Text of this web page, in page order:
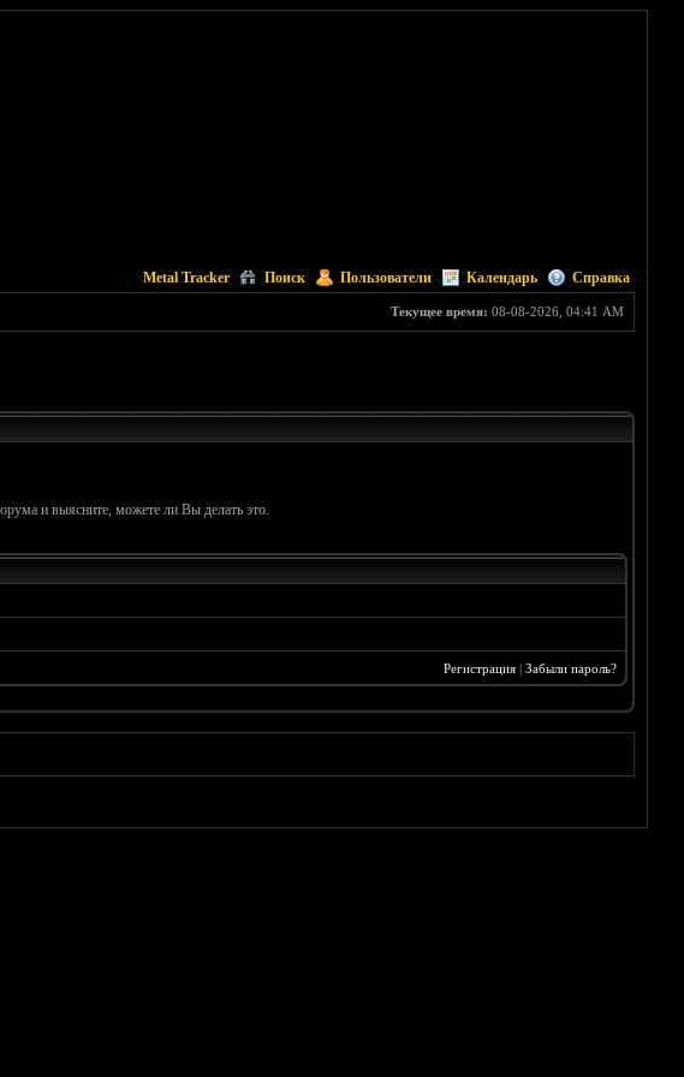
Metal Tracker Поиск Пользователи Календарь Справка
Текущее время: 08-08-2026, 04:41 AM
и выясните, можете ли Вы делать это.
Регистрация| Забыли пароль?